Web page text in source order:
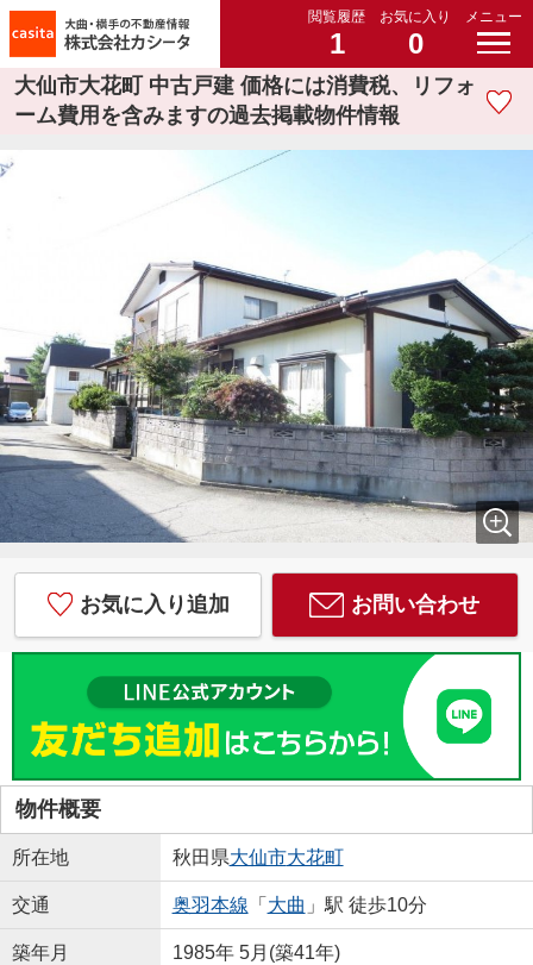
閲覧履歴
1
お気に入り
0
メニュー
大仙市大花町 中古戸建 価格には消費税、リフォ
ーム費用を含みますの過去掲載物件情報
お気に入り追加 お問い合わせ
物件概要
所在地 秋田県大仙市大花町
交通 奥羽本線 「 大曲 」駅 徒歩10分
築年月 1985年 5月(築41年)